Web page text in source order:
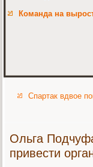
Команда на
Спартак вдвое
Ольга
привести